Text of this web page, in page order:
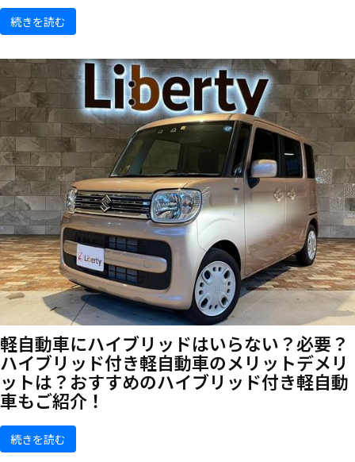
続きを読む
軽自動車にハイブリッドはいらない？必要？
ハイブリッド付き軽自動車のメリットデメリ
ットは？おすすめのハイブリッド付き軽自動
車もご紹介！
続きを読む